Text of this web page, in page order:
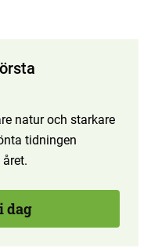
natur och starkare
tidningen
dag